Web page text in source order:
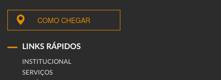
COMO CHEGAR
LINKS RÁPIDOS
INSTITUCIONAL
SERVIÇOS